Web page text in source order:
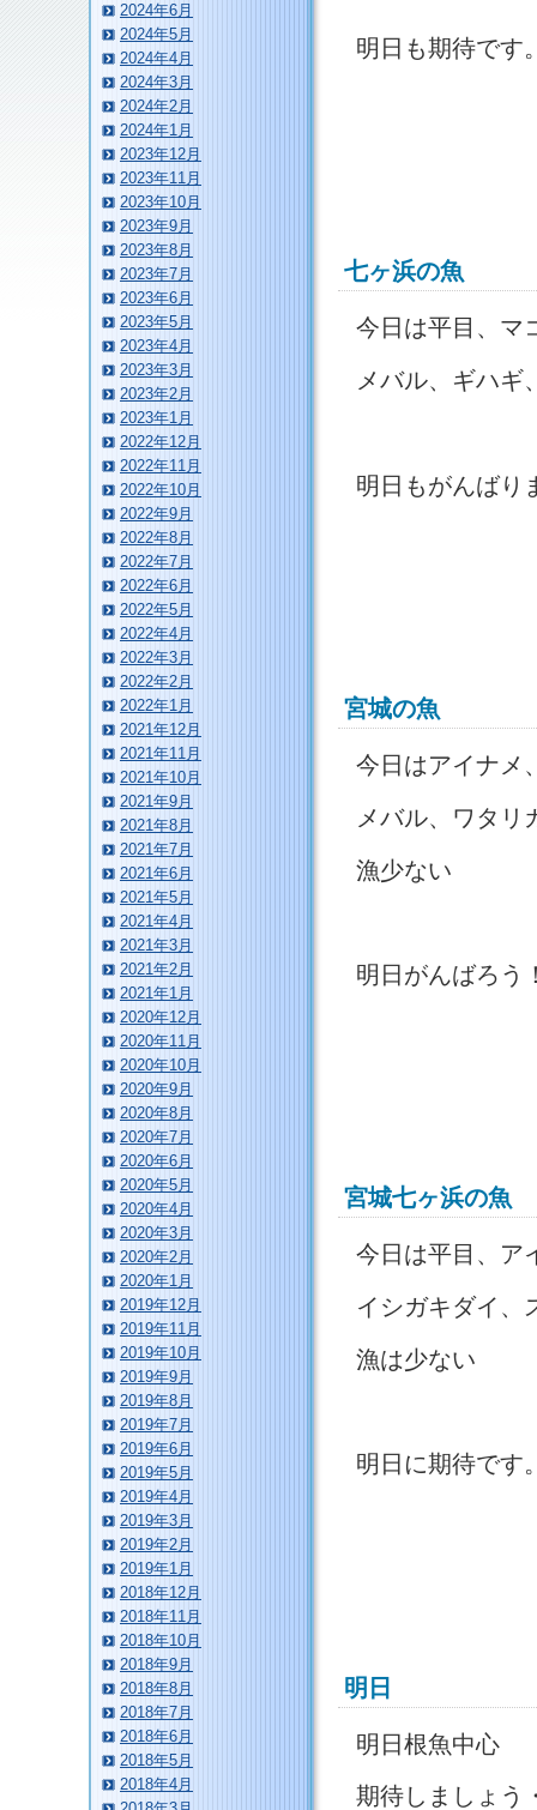
明日も期待です
七ヶ浜の魚
今日は平目、マ
メバル、ギハギ
明日もがんばり
宮城の魚
今日はアイナメ
メバル、ワタリ
漁少ない
明日がんばろう
宮城七ヶ浜の魚
今日は平目、ア
イシガキダイ、
漁は少ない
明日に期待です
明日
明日根魚中心
期待しましょう
2024年6月
2024年5月
2024年4月
2024年3月
2024年2月
2024年1月
2023年12月
2023年11月
2023年10月
2023年9月
2023年8月
2023年7月
2023年6月
2023年5月
2023年4月
2023年3月
2023年2月
2023年1月
2022年12月
2022年11月
2022年10月
2022年9月
2022年8月
2022年7月
2022年6月
2022年5月
2022年4月
2022年3月
2022年2月
2022年1月
2021年12月
2021年11月
2021年10月
2021年9月
2021年8月
2021年7月
2021年6月
2021年5月
2021年4月
2021年3月
2021年2月
2021年1月
2020年12月
2020年11月
2020年10月
2020年9月
2020年8月
2020年7月
2020年6月
2020年5月
2020年4月
2020年3月
2020年2月
2020年1月
2019年12月
2019年11月
2019年10月
2019年9月
2019年8月
2019年7月
2019年6月
2019年5月
2019年4月
2019年3月
2019年2月
2019年1月
2018年12月
2018年11月
2018年10月
2018年9月
2018年8月
2018年7月
2018年6月
2018年5月
2018年4月